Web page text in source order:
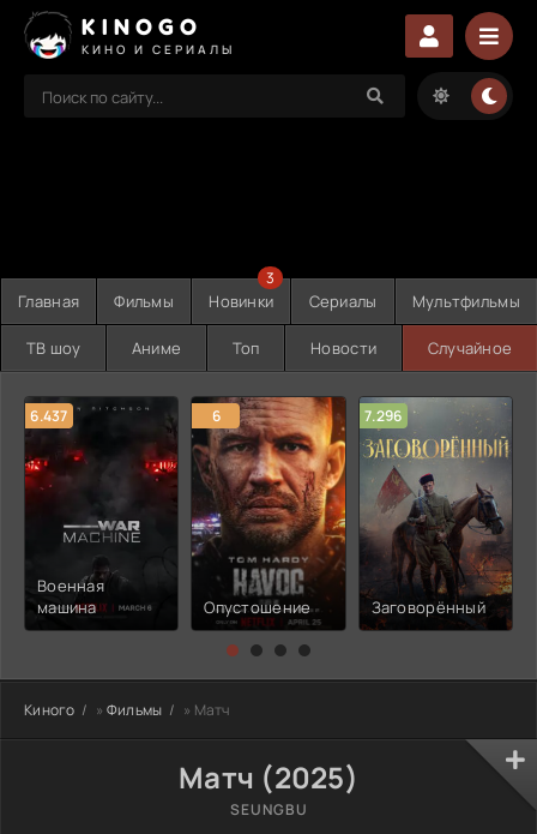
KINOGO
КИНО И СЕРИАЛЫ
Главная Фильмы Новинки
3
Сериалы Мультфильмы
ТВ шоу Аниме Топ Новости Случайное
6.437
Военная
машина
6
Опустошение
7.296
Заговорённый
Киного » Фильмы » Матч
Матч (2025)
SEUNGBU